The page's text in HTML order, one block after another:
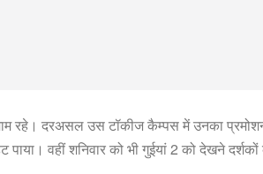
रहे। दरअसल उस टॉकीज कैम्पस में उनका
वहीं शनिवार को भी गुईयां 2 को देखने दर्शकों